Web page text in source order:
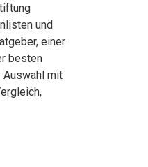
und
einer
besten
Auswahl mit